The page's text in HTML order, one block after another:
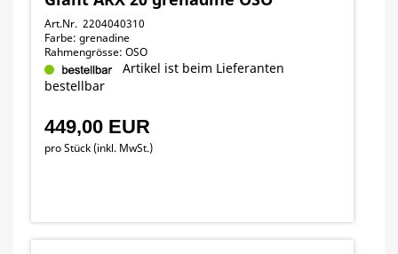
Art.Nr. 2204040310
Farbe: grenadine
Rahmengrösse: OSO
Artikel ist beim Lieferanten
bestellbar
449,00 EUR
pro Stück (inkl. MwSt.)